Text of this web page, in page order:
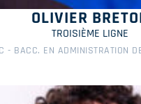
OLIVIER
TROISIÈME LIGNE
- BACC. EN ADMINISTRATION